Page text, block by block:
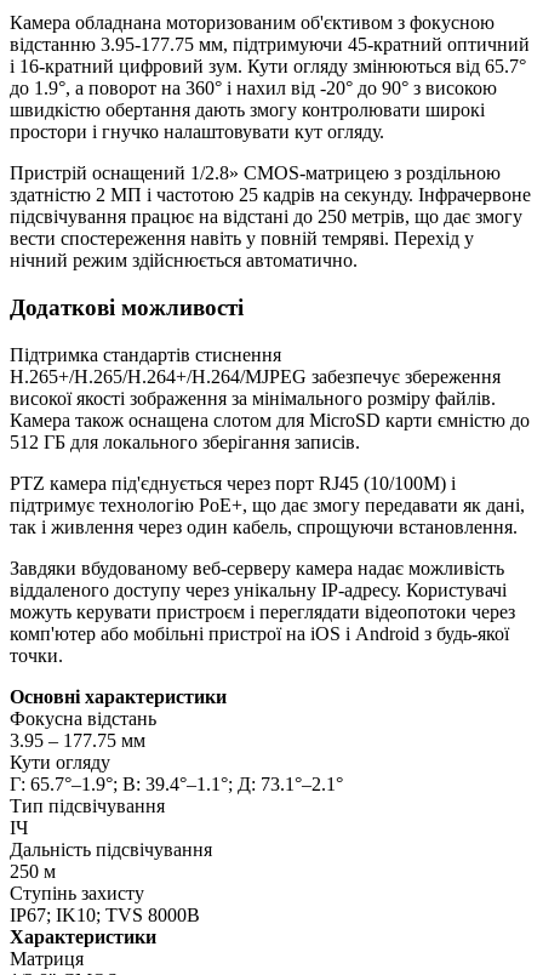
Камера обладнана моторизованим об'єктивом з фокусною
відстанню 3.95-177.75 мм, підтримуючи 45-кратний оптичний
і 16-кратний цифровий зум. Кути огляду змінюються від 65.7°
до 1.9°, а поворот на 360° і нахил від -20° до 90° з високою
швидкістю обертання дають змогу контролювати широкі
простори і гнучко налаштовувати кут огляду.
Пристрій оснащений 1/2.8» CMOS-матрицею з роздільною
здатністю 2 МП і частотою 25 кадрів на секунду. Інфрачервоне
підсвічування працює на відстані до 250 метрів, що дає змогу
вести спостереження навіть у повній темряві. Перехід у
нічний режим здійснюється автоматично.
Додаткові можливості
Підтримка стандартів стиснення
H.265+/H.265/H.264+/H.264/MJPEG забезпечує збереження
високої якості зображення за мінімального розміру файлів.
Камера також оснащена слотом для MicroSD карти ємністю до
512 ГБ для локального зберігання записів.
PTZ камера під'єднується через порт RJ45 (10/100M) і
підтримує технологію PoE+, що дає змогу передавати як дані,
так і живлення через один кабель, спрощуючи встановлення.
Завдяки вбудованому веб-серверу камера надає можливість
віддаленого доступу через унікальну IP-адресу. Користувачі
можуть керувати пристроєм і переглядати відеопотоки через
комп'ютер або мобільні пристрої на iOS і Android з будь-якої
точки.
Основні характеристики
Фокусна відстань
3.95 – 177.75 мм
Кути огляду
Г: 65.7°–1.9°; В: 39.4°–1.1°; Д: 73.1°–2.1°
Тип підсвічування
ІЧ
Дальність підсвічування
250 м
Ступінь захисту
IP67; IK10; TVS 8000В
Характеристики
Матриця